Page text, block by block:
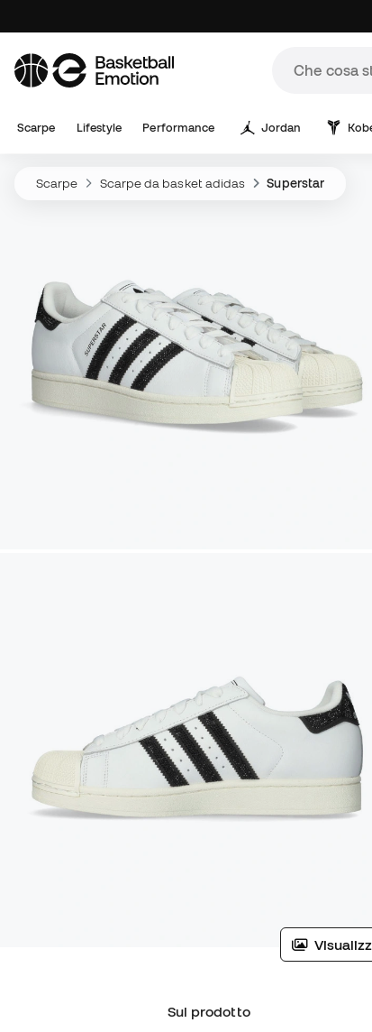
Scarpe Lifestyle Performance Jordan
Scarpe Scarpe da basket adidas Superstar
Sul prodotto